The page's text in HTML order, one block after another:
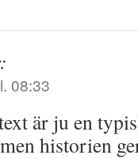
08:33
är ju en
historien